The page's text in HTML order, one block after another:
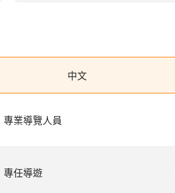
中文
專業導覽人員
專任導遊